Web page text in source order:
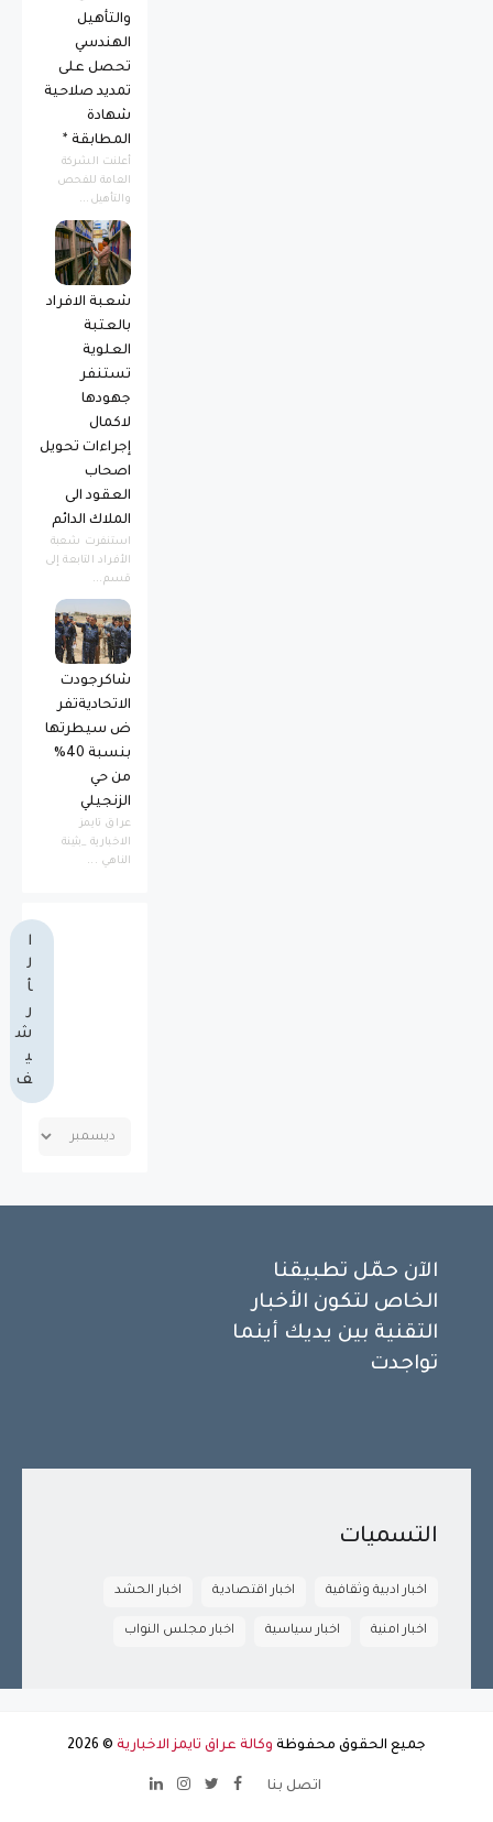
والتأهيل
الهندسي
تحصل على
تمديد صلاحية
شهادة
المطابقة *
أعلنت الشركة
العامة للفحص
والتأهيل...
شعبة الافراد
بالعتبة
العلوية
تستنفر
جهودها
لاكمال
إجراءات تحويل
اصحاب
العقود الى
الملاك الدائم
استنفرت شعبة
الأفراد التابعة إلى
قسم...
شاكرجودت
الاتحاديةتفر
ض سيطرتها
بنسبة 40%
من حي
الزنجيلي
عراق تايمز
الاخبارية _بثينة
الناهي ...
ا
ل
أ
ر
ش
ي
ف
الآن حمّل تطبيقنا
الخاص لتكون الأخبار
التقنية بين يديك أينما
تواجدت
التسميات
اخبار ادبية وثقافية اخبار اقتصادية اخبار الحشد
اخبار امنية اخبار سياسية اخبار مجلس النواب
جميع الحقوق محفوظة وكالة عراق تايمز الاخبارية ©
2026
اتصل بنا